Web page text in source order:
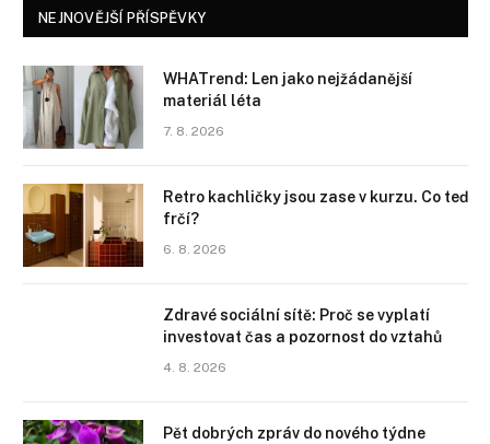
NEJNOVĚJŠÍ PŘÍSPĚVKY
WHATrend: Len jako nejžádanější
materiál léta
7. 8. 2026
Retro kachličky jsou zase v kurzu. Co teď
frčí?
6. 8. 2026
Zdravé sociální sítě: Proč se vyplatí
investovat čas a pozornost do vztahů
4. 8. 2026
Pět dobrých zpráv do nového týdne